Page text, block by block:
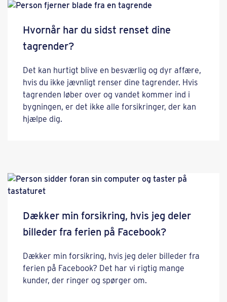
Hvornår har du sidst renset dine
tagrender?
Det kan hurtigt blive en besværlig og dyr affære,
hvis du ikke jævnligt renser dine tagrender. Hvis
tagrenden løber over og vandet kommer ind i
bygningen, er det ikke alle forsikringer, der kan
hjælpe dig.
Dækker min forsikring, hvis jeg deler
billeder fra ferien på Facebook?
Dækker min forsikring, hvis jeg deler billeder fra
ferien på Facebook? Det har vi rigtig mange
kunder, der ringer og spørger om.